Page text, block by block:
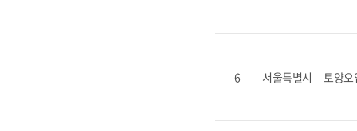
6 서울특별시 토양오